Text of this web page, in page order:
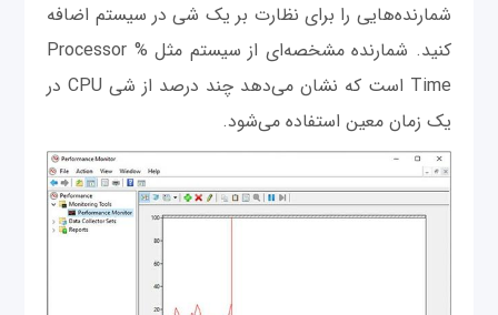
شمارنده‌هایی را برای نظارت بر یک شی در سیستم اضافه
کنید. شمارنده مشخصه‌ای از سیستم مثل % Processor
Time است که نشان می‌دهد چند درصد از شی CPU در
یک زمان معین استفاده می‌شود.